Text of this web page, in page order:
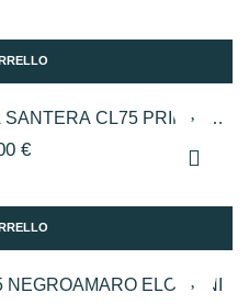
CL75 PRIMITIVO
€
ELO VENI